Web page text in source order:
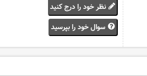
نظر خود را درج کنید
سوال خود را بپرسید